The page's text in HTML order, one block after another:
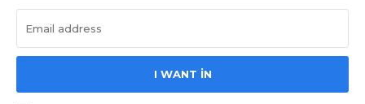
I WANT IN